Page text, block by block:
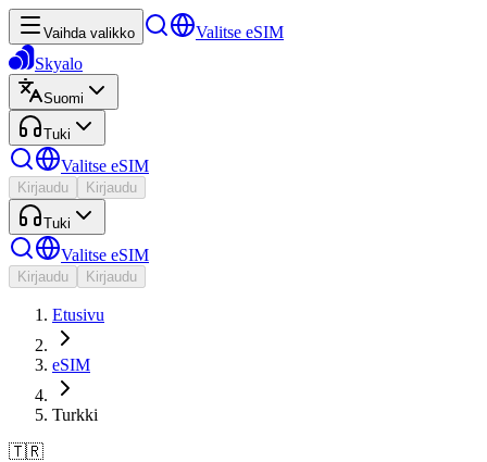
Vaihda valikko
Valitse eSIM
Skyalo
Suomi
Tuki
Valitse eSIM
Kirjaudu Kirjaudu
Tuki
Valitse eSIM
Kirjaudu Kirjaudu
Etusivu
eSIM
Turkki
🇹🇷